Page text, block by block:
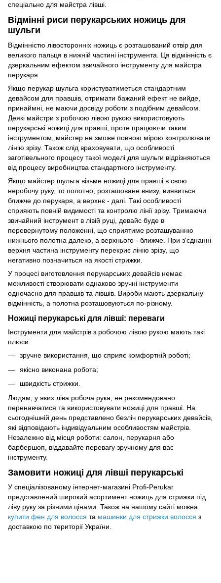
спеціально для майстра лівші.
Відмінні риси перукарських ножиць для
шульги
Відмінністю лівосторонніх ножиць є розташований отвір для
великого пальця в нижній частині інструмента. Ця відмінність є
дзеркальним ефектом звичайного інструменту для майстра
перукаря.
Якщо перукар шульга користуватиметься стандартним
девайсом для правшів, отримати бажаний ефект не вийде,
принаймні, не маючи досвіду роботи з подібним девайсом.
Деякі майстри з робочою лівою рукою використовують
перукарські ножиці для правші, проте працюючи таким
інструментом, майстер не зможе повною мірою контролювати
лінію зрізу. Також слід враховувати, що особливості
заготівельного процесу такої моделі для шульги відрізняються
від процесу виробництва стандартного інструменту.
Якщо майстер шульга візьме ножиці для правші в свою
неробочу руку, то полотно, розташоване внизу, виявиться
ближче до перукаря, а верхнє - далі. Такі особливості
сприяють повній видимості та контролю лінії зрізу. Тримаючи
звичайний інструмент в лівій руці, девайс буде в
перевернутому положенні, що сприятиме розташуванню
нижнього полотна далеко, а верхнього - ближче. При з'єднанні
верхня частина інструменту перекриє лінію зрізу, що
негативно позначиться на якості стрижки.
У процесі виготовлення перукарських девайсів немає
можливості створювати однаково зручні інструменти
одночасно для правшів та лівшів. Вироби мають дзеркальну
відмінність, а полотна розташовуються по-різному.
Ножиці перукарські для лівші: переваги
Інструменти для майстрів з робочою лівою рукою мають такі
плюси:
зручне використання, що сприяє комфортній роботі;
якісно виконана робота;
швидкість стрижки.
Людям, у яких ліва робоча рука, не рекомендовано
перенавчатися та використовувати ножиці для правші. На
сьогоднішній день представлено безліч перукарських девайсів,
які відповідають індивідуальним особливостям майстрів.
Незалежно від місця роботи: салон, перукарня або
барбершоп, віддавайте перевагу зручному для вас
інструменту.
Замовити ножиці для лівші перукарські
У спеціалізованому інтернет-магазині Profi-Perukar
представлений широкий асортимент ножиць для стрижки під
ліву руку за різними цінами. Також на нашому сайті можна
купити фен для волосся та машинки для стрижки волосся з
доставкою по території України.